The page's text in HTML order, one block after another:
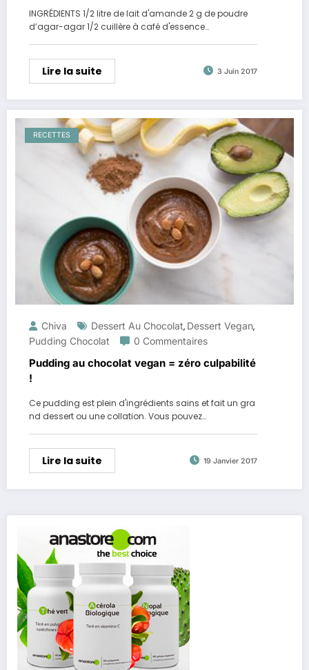
INGRÉDIENTS 1/2 litre de lait d'amande 2 g de poudre
d’agar-agar 1/2 cuillère à café d'essence…
Lire la suite 3 Juin 2017
RECETTES
Chiva Dessert Au Chocolat, Dessert Vegan,
Pudding Chocolat
0 Commentaires
Pudding au chocolat vegan = zéro culpabilité
!
Ce pudding est plein d'ingrédients sains et fait un gra
nd dessert ou une collation. Vous pouvez…
Lire la suite 19 Janvier 2017